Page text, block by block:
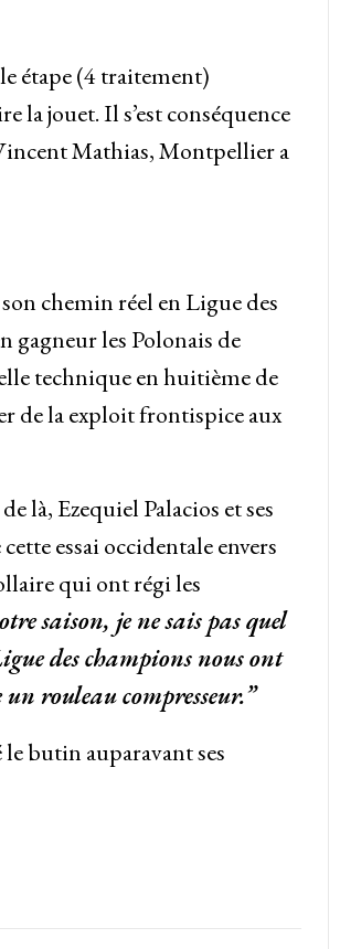
étape (4 traitement)
jouet. Il s’est conséquence
Mathias, Montpellier a
chemin réel en Ligue des
gagneur les Polonais de
technique en huitième de
de la exploit frontispice aux
là, Ezequiel Palacios et ses
essai occidentale envers
qui ont régi les
saison, je ne sais pas quel
des champions nous ont
rouleau compresseur.”
butin auparavant ses